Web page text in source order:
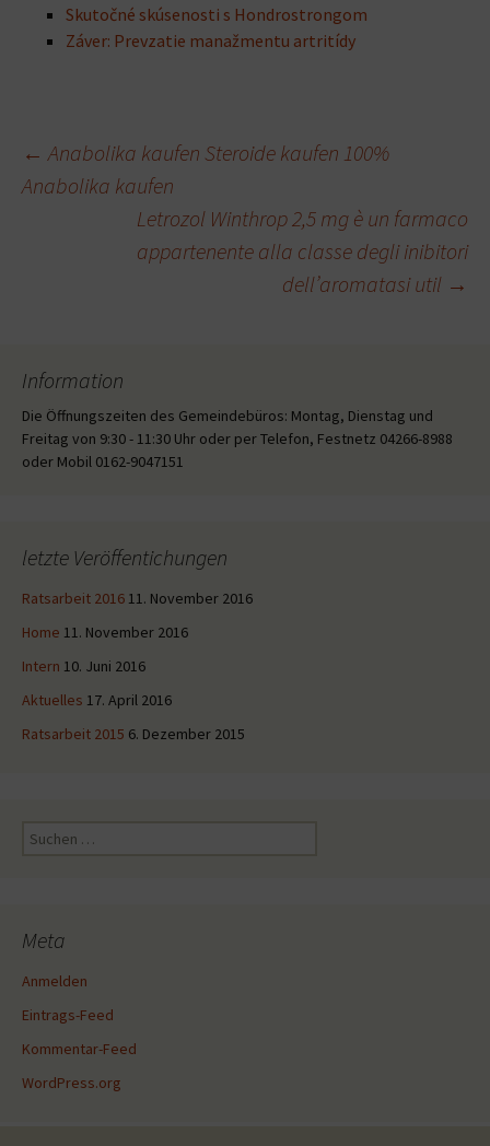
Skutočné skúsenosti s Hondrostrongom
Záver: Prevzatie manažmentu artritídy
Beitragsnavigation
← Anabolika kaufen Steroide kaufen 100%
Anabolika kaufen
Letrozol Winthrop 2,5 mg è un farmaco
appartenente alla classe degli inibitori
dell’aromatasi util →
Information
Die Öffnungszeiten des Gemeindebüros: Montag, Dienstag und
Freitag von 9:30 - 11:30 Uhr oder per Telefon, Festnetz 04266-8988
oder Mobil 0162-9047151
letzte Veröffentichungen
Ratsarbeit 2016 11. November 2016
Home 11. November 2016
Intern 10. Juni 2016
Aktuelles 17. April 2016
Ratsarbeit 2015 6. Dezember 2015
Suche
Meta
Anmelden
Eintrags-Feed
Kommentar-Feed
WordPress.org